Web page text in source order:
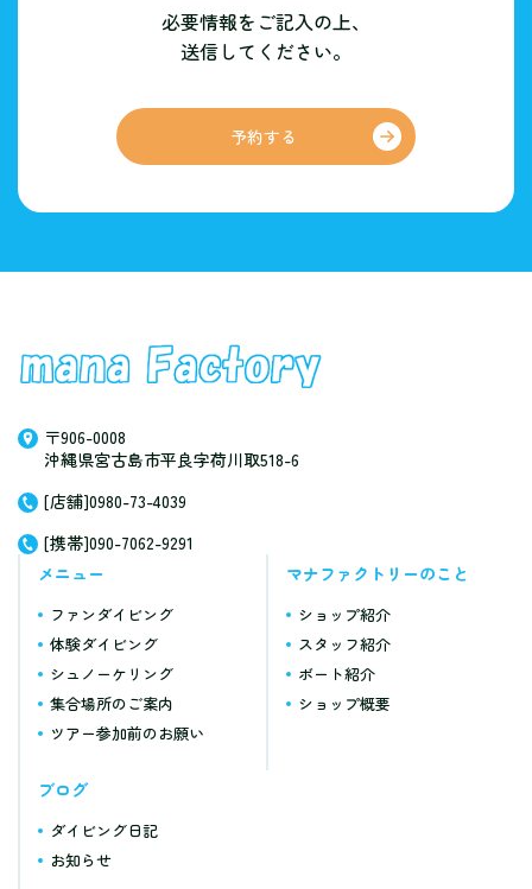
必要情報をご記入の上、
送信してください。
予約する
〒906-0008
沖縄県宮古島市平良字荷川取518-6
[店舗]0980-73-4039
[携帯]090-7062-9291
メニュー
ファンダイビング
体験ダイビング
シュノーケリング
集合場所のご案内
ツアー参加前のお願い
マナファクトリーのこと
ショップ紹介
スタッフ紹介
ボート紹介
ショップ概要
ブログ
ダイビング日記
お知らせ